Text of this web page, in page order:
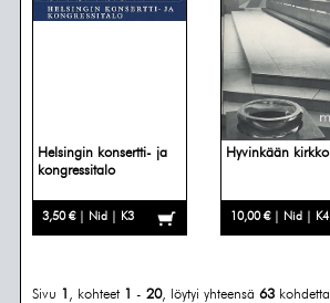
Helsingin konsertti- ja
kongressitalo
3,50 € | Nid | K3
Hyvinkään kirkko
10,00 € | Nid | K4
Sivu 1 , kohteet 1 - 20, löytyi yhteensä 63 kohdetta